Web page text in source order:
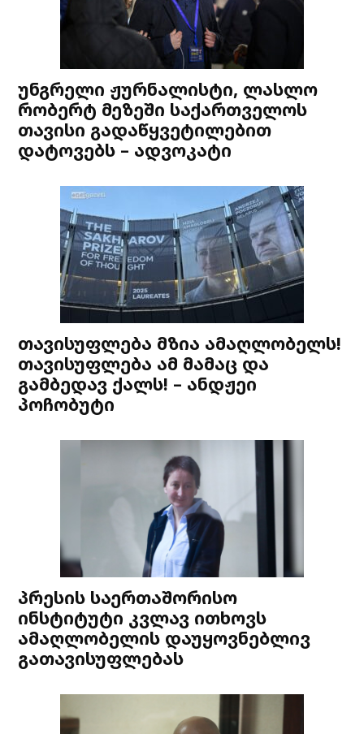
უნგრელი ჟურნალისტი, ლასლო
რობერტ მეზეში საქართველოს
თავისი გადაწყვეტილებით
დატოვებს – ადვოკატი
თავისუფლება მზია ამაღლობელს!
თავისუფლება ამ მამაც და
გამბედავ ქალს! – ანდჟეი
პოჩობუტი
პრესის საერთაშორისო
ინსტიტუტი კვლავ ითხოვს
ამაღლობელის დაუყოვნებლივ
გათავისუფლებას